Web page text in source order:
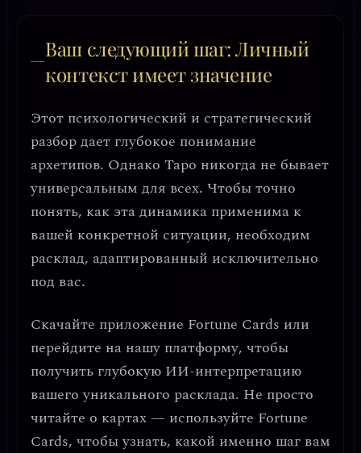
Ваш следующий шаг: Личный
контекст имеет значение
Этот психологический и стратегический
разбор дает глубокое понимание
архетипов. Однако Таро никогда не бывает
универсальным для всех. Чтобы точно
понять, как эта динамика применима к
вашей конкретной ситуации, необходим
расклад, адаптированный исключительно
под вас.
Скачайте приложение Fortune Cards или
перейдите на нашу платформу, чтобы
получить глубокую ИИ-интерпретацию
вашего уникального расклада. Не просто
читайте о картах — используйте Fortune
Cards, чтобы узнать, какой именно шаг вам